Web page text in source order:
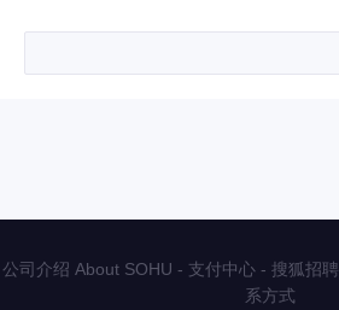
公司介绍 About SOHU - 支付中心 - 搜狐招聘
系方式